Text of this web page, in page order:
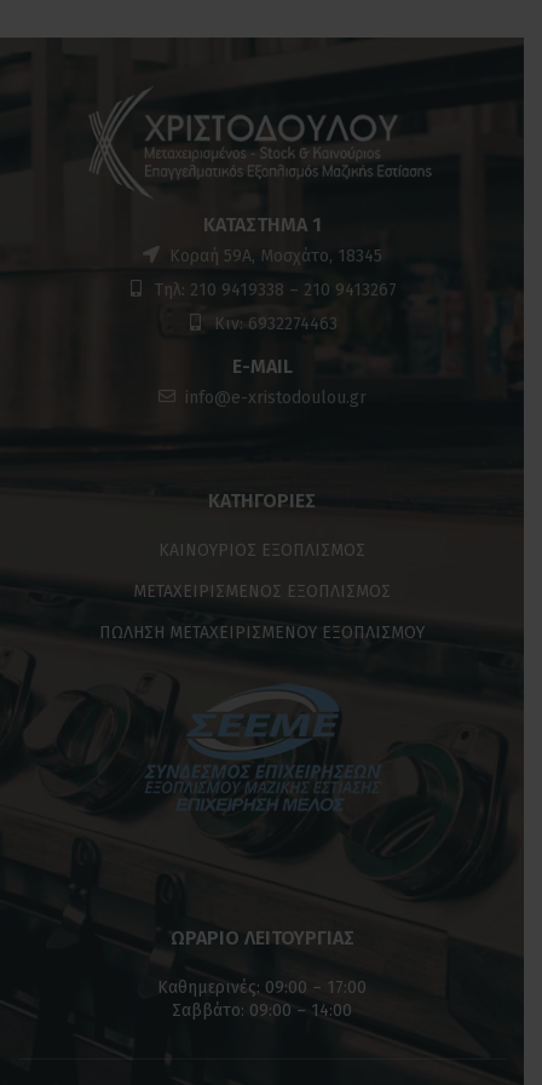
ΚΑΤΆΣΤΗΜΑ 1
Κοραή 59Α, Μοσχάτο, 18345
Τηλ: 210 9419338 – 210 9413267
Κιν: 6932274463
E-MAIL
info@e-xristodoulou.gr
ΚΑΤΗΓΟΡΊΕΣ
ΚΑΙΝΟΥΡΙΟΣ ΕΞΟΠΛΙΣΜΟΣ
ΜΕΤΑΧΕΙΡΙΣΜΕΝΟΣ ΕΞΟΠΛΙΣΜΟΣ
ΠΩΛΗΣΗ ΜΕΤΑΧΕΙΡΙΣΜΕΝΟΥ ΕΞΟΠΛΙΣΜΟΥ
ΩΡΑΡΙΟ ΛΕΙΤΟΥΡΓΙΑΣ
Καθημερινές: 09:00 – 17:00
Σαββάτο: 09:00 – 14:00